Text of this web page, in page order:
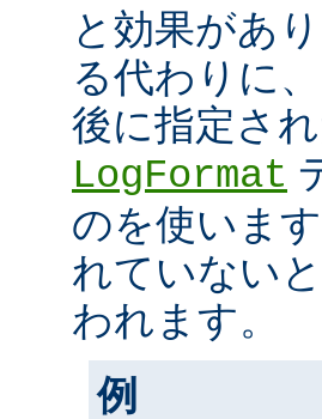
と効果があ
る代わりに
後に指定さ
LogFormat
のを使いま
れていない
われます。
例